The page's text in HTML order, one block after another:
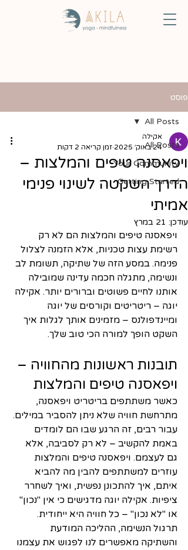
פוסט
All Posts
Your Community
Getting Started
All Posts
ויפאסנה טיפים והמלצות –
הדרך השקטה לשינוי פנימי
אמיתי
אקילה
24 באוק׳ 2025
זמן קריאה 2 דקות
עודכן: 21 במרץ
ויפאסנה טיפים והמלצות הם לא רק
רשימת עצות טכניות, אלא הזמנה לצלול
פנימה. במסע הזה של שתיקה, תשומת לב
ונשימה, מתגלה חכמה עדינה שמובילה
אותנו לחיים פשוטים וברורים יותר. אקילה
יוגה – ריטריטים וקורסים של יוגה
ומיינדפולנס – מזמינים אותך לגלות איך
השקט הופך למורה הכי טוב שלך.
תובנות ראשונות מהחוויה –
ויפאסנה טיפים והמלצות
כאשר משתתפים בריטריט ויפאסנה,
מתרחשת חוויה שלא ניתן להסביר במילים.
עבור רבים, זה הרגע שבו הם לומדים
באמת להקשיב – לא רק לסביבה, אלא
גם לעצמם. ויפאסנה טיפים והמלצות
עוזרים למשתתפים להבין מה להביא
איתם, איך להתכונן נפשית, ואיך לשחרר
ציפיות. אקילה יוגה מדגישים כי אין "נכון"
או "לא נכון" – כל חוויה היא ייחודית.
תרגול הנשימה, ההליכה המודעת
והשתיקה מאפשרים לנו לפגוש את עצמנו